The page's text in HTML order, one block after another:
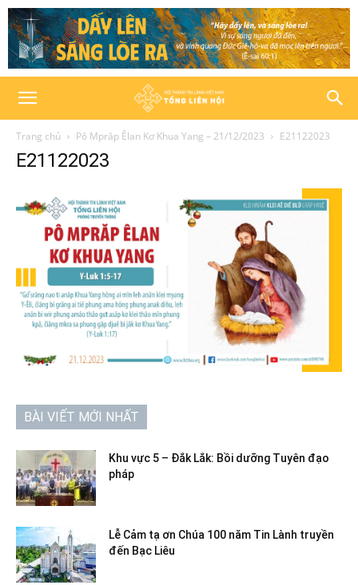
Trang chủ Pô Mprăp Êlan Kơ Khua Yang – 21/12/2023 E21122023
E21122023
BÀI VIẾT MỚI NHẤT
Khu vực 5 – Đắk Lắk: Bồi dưỡng Tuyên đạo
pháp
Lễ Cảm tạ ơn Chúa 100 năm Tin Lành truyền
đến Bạc Liêu